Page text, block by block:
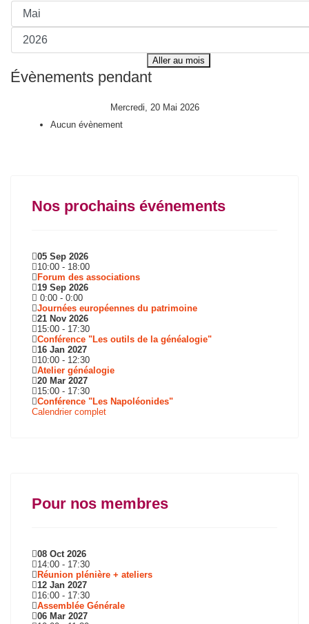
Aller au mois
Évènements pendant
Mercredi, 20 Mai 2026
Aucun évènement
Nos prochains événements
05 Sep 2026
10:00 - 18:00
Forum des associations
19 Sep 2026
0:00 - 0:00
Journées européennes du patrimoine
21 Nov 2026
15:00 - 17:30
Conférence "Les outils de la généalogie"
16 Jan 2027
10:00 - 12:30
Atelier généalogie
20 Mar 2027
15:00 - 17:30
Conférence "Les Napoléonides"
Calendrier complet
Pour nos membres
08 Oct 2026
14:00 - 17:30
Réunion plénière + ateliers
12 Jan 2027
16:00 - 17:30
Assemblée Générale
06 Mar 2027